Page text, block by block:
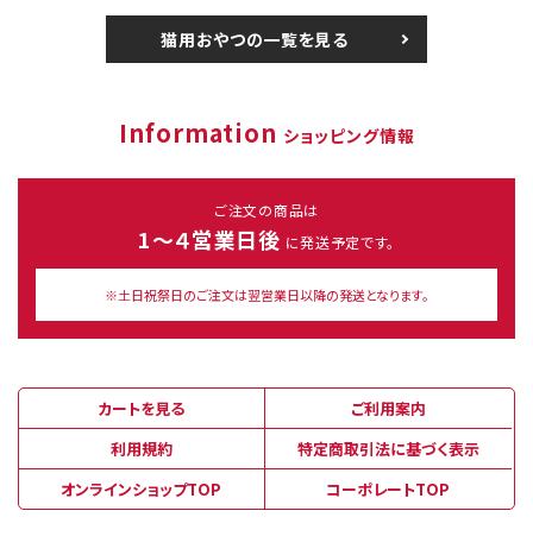
猫用おやつの一覧を見る
Information ショッピング情報
ご注文の商品は
1～４営業日後 に発送予定です。
※土日祝祭日のご注文は翌営業日以降の発送となります。
カートを見る
ご利用案内
利用規約
特定商取引法に基づく表示
オンラインショップTOP
コーポレートTOP